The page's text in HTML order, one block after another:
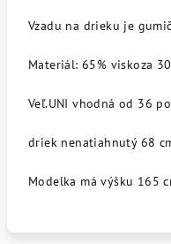
Vzadu na drieku je
Materiál: 65% viskoza
Veľ.UNI vhodná od 36
driek nenatiahnutý 68
Modelka má výšku 165